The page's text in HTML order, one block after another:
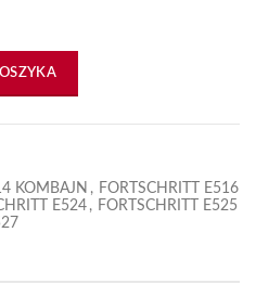
KOMBAJN , FORTSCHRITT E516
E524 , FORTSCHRITT E525